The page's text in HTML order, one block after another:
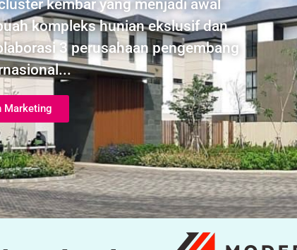
kembar yang menjadi awal
kompleks hunian ekslusif dan
3 perusahaan pengembang
Marketing